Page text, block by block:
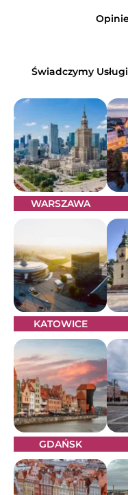
Świadczymy
WARSZAWA
KATOWICE
GDAŃSK